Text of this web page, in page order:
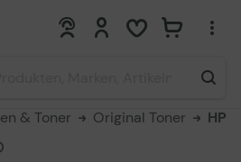
0 0
& Toner Original Toner HP